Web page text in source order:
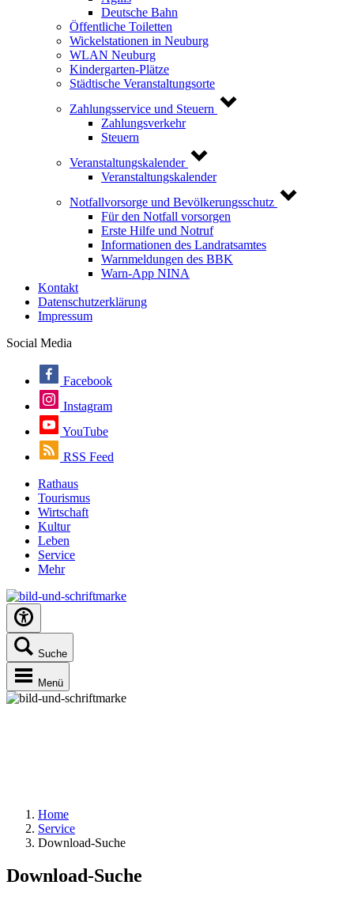
Deutsche Bahn
Öffentliche Toiletten
Wickelstationen in Neuburg
WLAN Neuburg
Kindergarten-Plätze
Städtische Veranstaltungsorte
Zahlungsservice und Steuern
Zahlungsverkehr
Steuern
Veranstaltungskalender
Veranstaltungskalender
Notfallvorsorge und Bevölkerungsschutz
Für den Notfall vorsorgen
Erste Hilfe und Notruf
Informationen des Landratsamtes
Warnmeldungen des BBK
Warn-App NINA
Kontakt
Datenschutzerklärung
Impressum
Social Media
Facebook
Instagram
YouTube
RSS Feed
Rathaus
Tourismus
Wirtschaft
Kultur
Leben
Service
Mehr
Suche
Menü
Home
Service
Download-Suche
Download-Suche